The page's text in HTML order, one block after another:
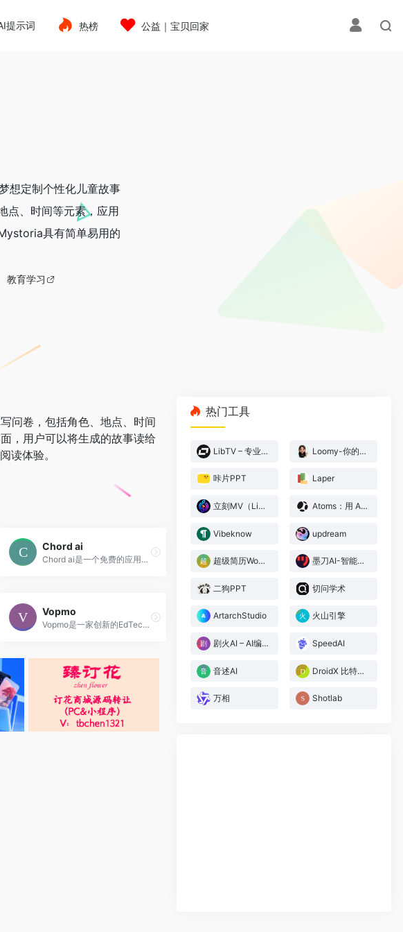
提示词 热榜 公益｜宝贝回家
想定制个性化儿童故事
点、时间等元素，应用
具有简单易用的
教育学习
问卷，包括角色、地点、时间
，用户可以将生成的故事读给
读体验。
Chord ai
Chord ai是一个免费的应用程序，可立即为任何歌曲提供正确的和弦。您可以从YouTube、SoundCloud、您的音频文件加载歌曲，或者直接使用设备麦克风。Chord ai为您提供准确的和弦和节拍，帮助您更轻松地学习和演奏歌曲。无论您是一位初学者还是经验丰富的音乐家，Chord ai都是您学习和创作音乐的理想工具。
Vopmo
Vopmo是一家创新的EdTech初创公司，利用人工智能的力量提供有影响力的培训和教育体验。我们提供高级AI服务和24/7支持，帮助您将培训未来化。我们的解决方案包括持续培训、合规培训和新员工培训。通过深入的培训系统评估、智能学习增强、定制化学习环境开发以及高质量的媒体制作和本地化服务，我们可以帮助您提升业务学习的效果。
热门工具
LibTV – 专业视频创作工具 Loomy-你的AI工作搭子
咔片PPT Laper
立刻MV（LickMV） – AI音乐视频生成器 Atoms：用 AI 构建网站与应用，无需编码
Vibeknow updream
超级简历WonderCV 墨刀AI-智能原型设计
二狗PPT 切问学术
ArtarchStudio 火山引擎
剧火AI – AI编剧+导演，一人短剧工作室 SpeedAI
音述AI DroidX 比特矩阵 – 定制你的AI智能体
万相 Shotlab